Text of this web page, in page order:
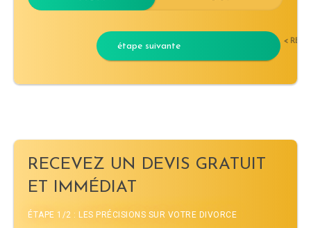
étape suivante <
RECEVEZ UN DEVIS GRATUIT
ET IMMÉDIAT
ÉTAPE 1/2 : LES PRÉCISIONS SUR VOTRE DIVORCE